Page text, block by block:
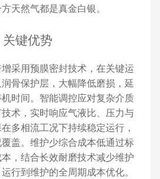
天然气都是真金白银。
关键优势
采用预膜密封技术，在关键运
骨保护层，大幅降低磨损，延
时间。智能调控应对复杂介质
术，实时响应气液比、压力与
多相流工况下持续稳定运行，
盖。维护少综合成本低通过标
，结合长效耐磨技术减少维护
行到维护的全周期成本优化。